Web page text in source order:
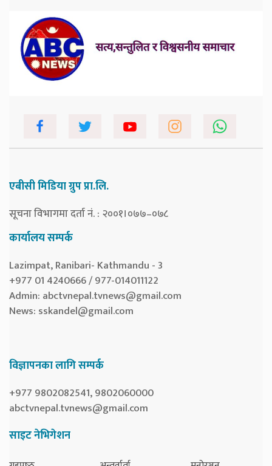
एबीसी मिडिया ग्रुप प्रा.लि.
सूचना विभागमा दर्ता नं. : २००१।०७७–०७८
कार्यालय सम्पर्क
Lazimpat, Ranibari- Kathmandu - 3
+977 01 4240666 / 977-014011122
Admin: abctvnepal.tvnews@gmail.com
News: sskandel@gmail.com
विज्ञापनका लागि सम्पर्क
+977 9802082541, 9802060000
abctvnepal.tvnews@gmail.com
साइट नेभिगेशन